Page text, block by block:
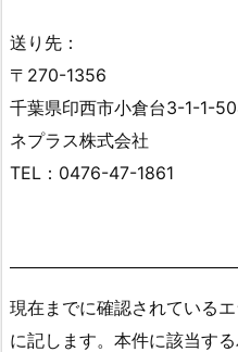
送り先：
〒270-1356
千葉県印西市小倉台3-1-1-
ネプラス株式会社
TEL：0476-47-1861
現在までに確認されている
に記します。本件に該当す